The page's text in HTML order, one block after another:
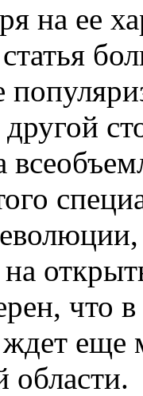
на ее
что
ждет
области.